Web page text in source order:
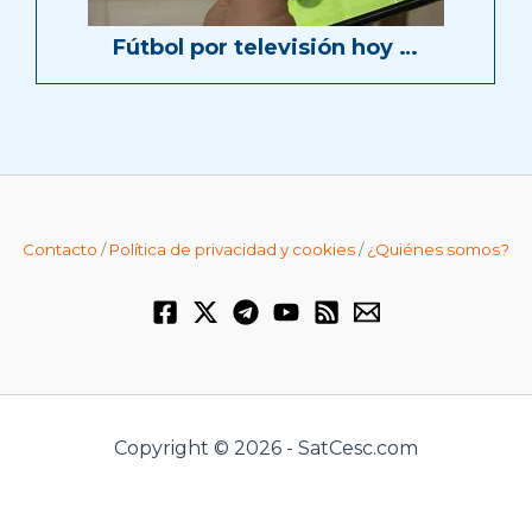
Fútbol por televisión hoy …
Contacto /Política de privacidad y cookies/¿Quiénes somos?
Copyright © 2026 - SatCesc.com